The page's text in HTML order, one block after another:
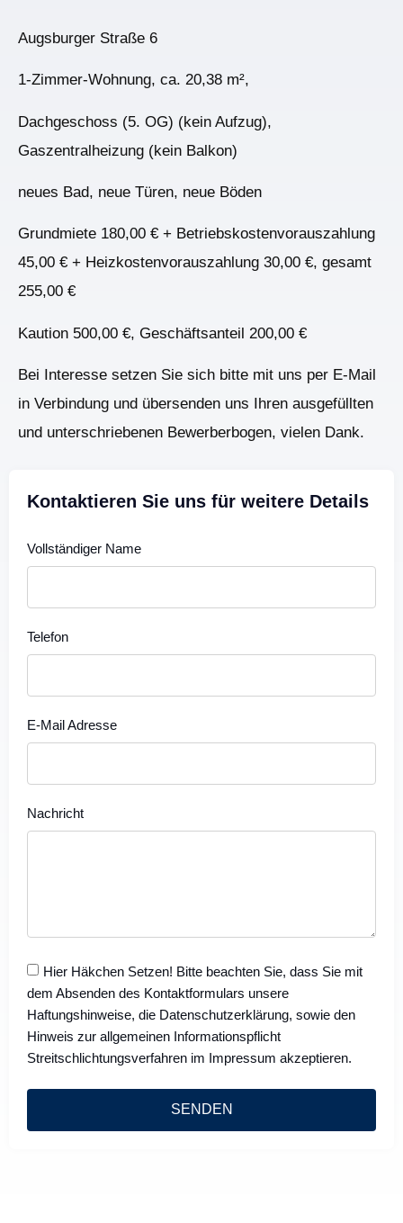
Augsburger Straße 6
1-Zimmer-Wohnung, ca. 20,38 m²,
Dachgeschoss (5. OG) (kein Aufzug),
Gaszentralheizung (kein Balkon)
neues Bad, neue Türen, neue Böden
Grundmiete 180,00 € + Betriebskostenvorauszahlung
45,00 € + Heizkostenvorauszahlung 30,00 €, gesamt
255,00 €
Kaution 500,00 €, Geschäftsanteil 200,00 €
Bei Interesse setzen Sie sich bitte mit uns per E-Mail
in Verbindung und übersenden uns Ihren ausgefüllten
und unterschriebenen Bewerberbogen, vielen Dank.
Kontaktieren Sie uns für weitere Details
Vollständiger Name
Telefon
E-Mail Adresse
Nachricht
Hier Häkchen Setzen! Bitte beachten Sie, dass Sie mit
dem Absenden des Kontaktformulars unsere
Haftungshinweise, die Datenschutzerklärung, sowie den
Hinweis zur allgemeinen Informationspflicht
Streitschlichtungsverfahren im Impressum akzeptieren.
SENDEN